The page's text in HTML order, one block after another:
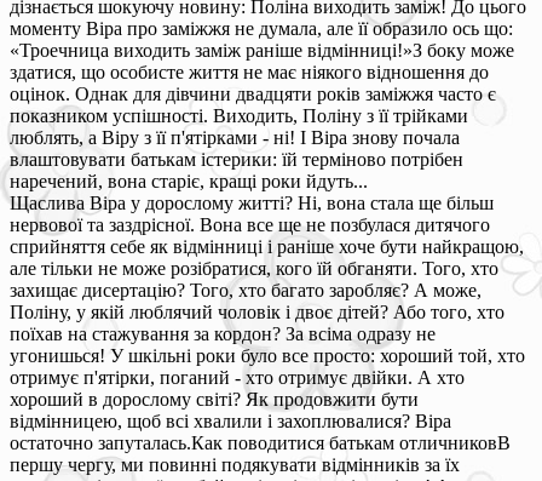
дізнається шокуючу новину: Поліна виходить заміж! До цього
моменту Віра про заміжжя не думала, але її образило ось що:
«Троечница виходить заміж раніше відмінниці!»З боку може
здатися, що особисте життя не має ніякого відношення до
оцінок. Однак для дівчини двадцяти років заміжжя часто є
показником успішності. Виходить, Поліну з її трійками
люблять, а Віру з її п'ятірками - ні! І Віра знову почала
влаштовувати батькам істерики: їй терміново потрібен
наречений, вона старіє, кращі роки йдуть...
Щаслива Віра у дорослому житті? Ні, вона стала ще більш
нервової та заздрісної. Вона все ще не позбулася дитячого
сприйняття себе як відмінниці і раніше хоче бути найкращою,
але тільки не може розібратися, кого їй обганяти. Того, хто
захищає дисертацію? Того, хто багато заробляє? А може,
Поліну, у якій люблячий чоловік і двоє дітей? Або того, хто
поїхав на стажування за кордон? За всіма одразу не
угонишься! У шкільні роки було все просто: хороший той, хто
отримує п'ятірки, поганий - хто отримує двійки. А хто
хороший в дорослому світі? Як продовжити бути
відмінницею, щоб всі хвалили і захоплювалися? Віра
остаточно запуталась.Как поводитися батькам отличниковВ
першу чергу, ми повинні подякувати відмінників за їх